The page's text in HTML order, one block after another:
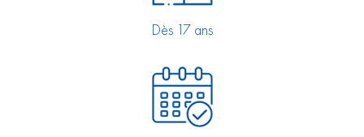
Dès 17 ans